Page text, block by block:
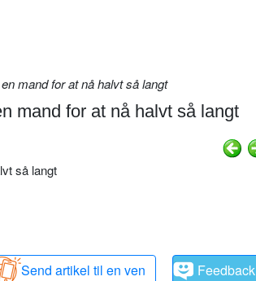
mand for at nå halvt så langt
mand for at nå halvt så langt
så langt
Send artikel til en ven Feedback